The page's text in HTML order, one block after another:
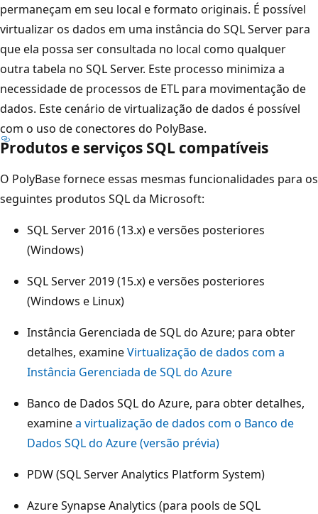
permaneçam em seu local e formato originais. É possível
virtualizar os dados em uma instância do SQL Server para
que ela possa ser consultada no local como qualquer
outra tabela no SQL Server. Este processo minimiza a
necessidade de processos de ETL para movimentação de
dados. Este cenário de virtualização de dados é possível
com o uso de conectores do PolyBase.
Produtos e serviços SQL compatíveis
O PolyBase fornece essas mesmas funcionalidades para os
seguintes produtos SQL da Microsoft:
SQL Server 2016 (13.x) e versões posteriores
(Windows)
SQL Server 2019 (15.x) e versões posteriores
(Windows e Linux)
Instância Gerenciada de SQL do Azure; para obter
detalhes, examineVirtualização de dados com a
Instância Gerenciada de SQL do Azure
Banco de Dados SQL do Azure, para obter detalhes,
examinea virtualização de dados com o Banco de
Dados SQL do Azure (versão prévia)
PDW (SQL Server Analytics Platform System)
Azure Synapse Analytics (para pools de SQL